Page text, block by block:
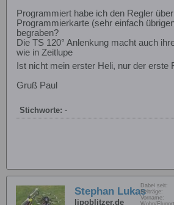
Programmiert habe ich den Regler
Programmierkarte (sehr einfach
begraben?
Die TS 120° Anlenkung macht auch
wie in Zeitlupe
Ist nicht mein erster Heli, nur der erste
Gruß Paul
Stichworte: -
Stephan Lukas
lipoblitzer.de
Dabei seit:
Beiträge:
Vorname:
Wohn/